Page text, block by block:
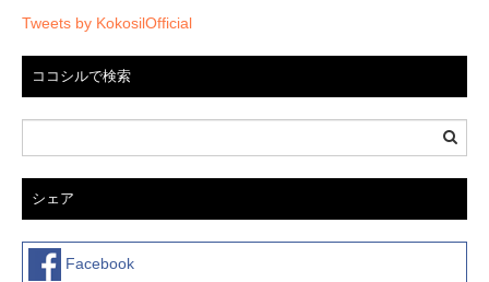
Tweets by KokosilOfficial
ココシルで検索
シェア
Facebook